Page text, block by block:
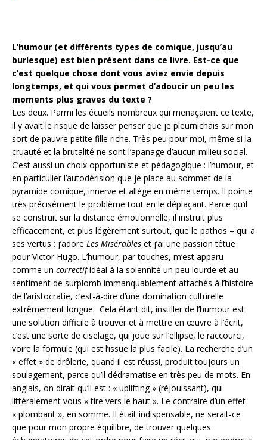
L’humour (et différents types de comique, jusqu’au
burlesque) est bien présent dans ce livre. Est-ce que
c’est quelque chose dont vous aviez envie depuis
longtemps, et qui vous permet d’adoucir un peu les
moments plus graves du texte ?
Les deux. Parmi les écueils nombreux qui menaçaient ce texte,
il y avait le risque de laisser penser que je pleurnichais sur mon
sort de pauvre petite fille riche. Très peu pour moi, même si la
cruauté et la brutalité ne sont l’apanage d’aucun milieu social.
C’est aussi un choix opportuniste et pédagogique : l’humour, et
en particulier l’autodérision que je place au sommet de la
pyramide comique, innerve et allège en même temps. Il pointe
très précisément le problème tout en le déplaçant. Parce qu’il
se construit sur la distance émotionnelle, il instruit plus
efficacement, et plus légèrement surtout, que le pathos – qui a
ses vertus : j’adore Les Misérables et j’ai une passion têtue
pour Victor Hugo. L’humour, par touches, m’est apparu
comme un correctifidéal à la solennité un peu lourde et au
sentiment de surplomb immanquablement attachés à l’histoire
de l’aristocratie, c’est-à-dire d’une domination culturelle
extrêmement longue. Cela étant dit, instiller de l’humour est
une solution difficile à trouver et à mettre en œuvre à l’écrit,
c’est une sorte de ciselage, qui joue sur l’ellipse, le raccourci,
voire la formule (qui est l’issue la plus facile). La recherche d’un
« effet » de drôlerie, quand il est réussi, produit toujours un
soulagement, parce qu’il dédramatise en très peu de mots. En
anglais, on dirait qu’il est : « uplifting » (réjouissant), qui
littéralement vous « tire vers le haut ». Le contraire d’un effet
« plombant », en somme. Il était indispensable, ne serait-ce
que pour mon propre équilibre, de trouver quelques